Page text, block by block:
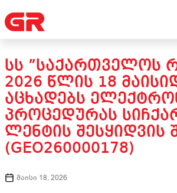
ᲡᲡ ”ᲡᲐᲥᲐᲠᲗᲕᲔᲚᲝᲡ
2026 ᲬᲚᲘᲡ 18
ᲐᲪᲮᲐᲓᲔᲑᲡ
ᲞᲠᲝᲪᲔᲓᲣᲠᲐᲡ
ᲚᲔᲜᲢᲘᲡ ᲨᲔᲡᲧᲘᲓᲕᲘᲡ
(GEO260000178)
მაისი 18, 2026